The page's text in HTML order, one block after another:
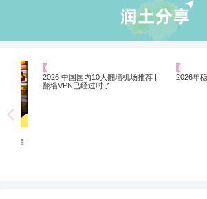
机场推荐 机场推荐